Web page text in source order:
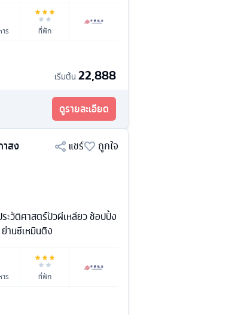
ร ที่พัก
เริ่มต้น 22,888
ดูรายละเอียด
าสง แชร์
ถูกใจ
ะวัติศาสตร์ปัวผีเหลียว ช้อปปิ้ง
ย่านซีเหมินติง
ร ที่พัก